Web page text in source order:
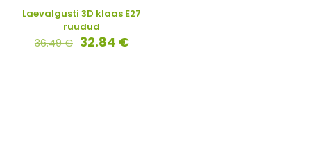
Laevalgusti 3D klaas E27
ruudud
36.49€ 32.84 €